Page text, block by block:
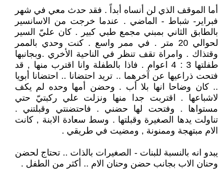
أما الموقف الذي لن أنساه أبداً . فقد حدث معي في شهر
فبراير- شباط - الماضي . عندما خرجت من الاسانسير
بالطابق الثاني بمبني مجمع طبي كبير . كان عليّ السير
لحوالي 20 متر . في ممر واسع . كنت وحدي بالممر
وقتذاك . وامراة تقف تنظر في الناحية الأخري .وبجانبها
طفلتها 3 : 4 اعوام . فاذا بالطفلة وانا اقترب منها , قد
فتحت ذراعيها عن آخرهما .. تريد احتضانا .. احتضانا أبويا
.. كان وضاحا انها بلا أب . وحضن أمها وحده لم يكف
لاشباعها . اقتربت جدا منها ونزلت علي ركبتيّ حتي
مستواها . وفتحت لها حضني . فاحتضنتي وقبلتني .
تناولت يدها الصغيرة وقبلتها . وسط سعادة الابنة , كانت
الام مبتهجة وممنونة , ومضيت في طريقي .
يبدو انه بالنسبة للبنات - الصغيرات بالذات .. تحتاج لحضن
وحنان الاب بجانب حضن وحنان الام .. أكثر من الطفل .